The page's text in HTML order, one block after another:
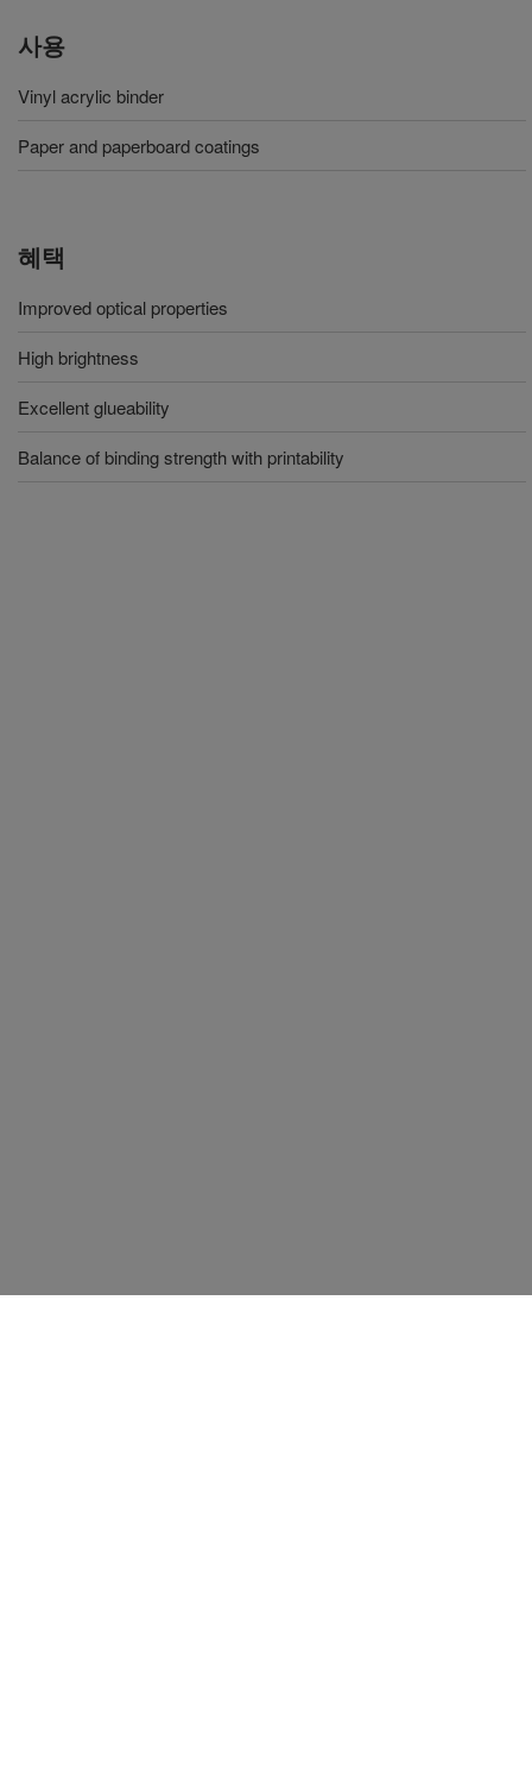
사용
Vinyl acrylic binder
Paper and paperboard coatings
혜택
Improved optical properties
High brightness
Excellent glueability
Balance of binding strength with printability